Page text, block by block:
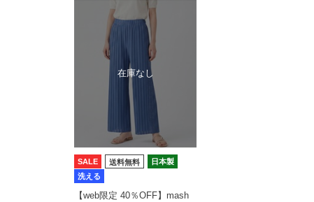
在庫なし
SALE 送料無料
日本製
洗える
【web限定 40％OFF】mash